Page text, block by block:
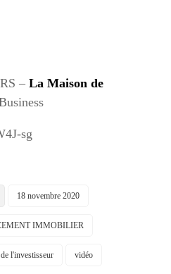
–La Maison de
sg
18 novembre 2020
IMMOBILIER
l'investisseur vidéo